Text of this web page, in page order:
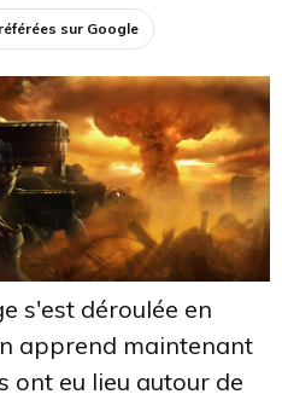
sur Google
s'est déroulée en
apprend maintenant
ont eu lieu autour de